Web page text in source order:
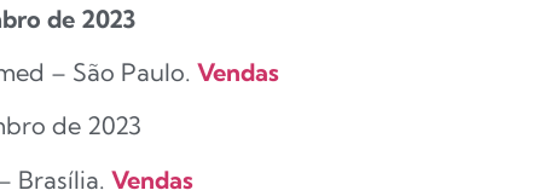
de 2023
– São Paulo. Vendas
de 2023
Brasília. Vendas